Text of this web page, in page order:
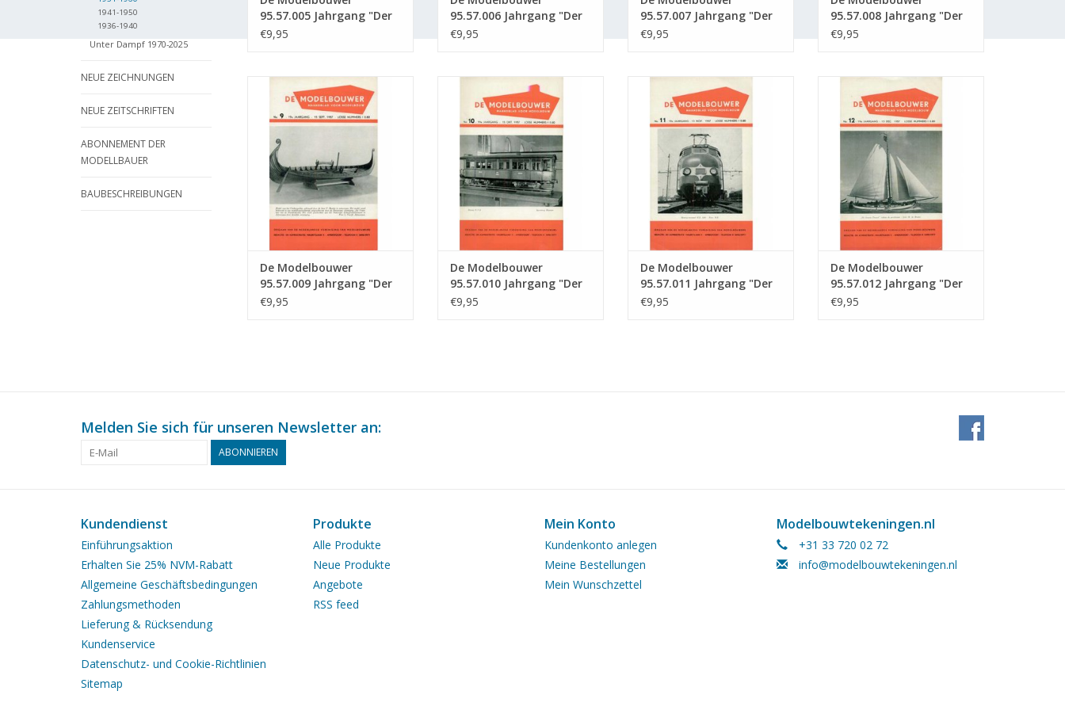
1941-1950
1936-1940
Unter Dampf 1970-2025
NEUE ZEICHNUNGEN
NEUE ZEITSCHRIFTEN
ABONNEMENT DER
MODELLBAUER
BAUBESCHREIBUNGEN
95.57.005 Jahrgang "Der
Modellbauer" Ausgabe :
€9,95
95.57.006 Jahrgang "Der
Modellbauer" Ausgabe :
€9,95
95.57.007 Jahrgang "Der
Modellbauer" Ausgabe :
€9,95
95.57.008 Jahrgang "Der
Modellbauer" Ausgabe :
€9,95
De Modelbouwer 95.57.009
Jahrgang "Der Modellbauer"
Ausgabe : 57.009 (PDF)
ZUM WARENKORB HINZUFÜGEN
De Modelbouwer
95.57.009 Jahrgang "Der
Modellbauer" Ausgabe :
€9,95
De Modelbouwer 95.57.010
Jahrgang "Der Modellbauer"
Ausgabe : 57.010 (PDF)
ZUM WARENKORB HINZUFÜGEN
De Modelbouwer
95.57.010 Jahrgang "Der
Modellbauer" Ausgabe :
€9,95
De Modelbouwer 95.57.011
Jahrgang "Der Modellbauer"
Ausgabe : 57.011 (PDF)
ZUM WARENKORB HINZUFÜGEN
De Modelbouwer
95.57.011 Jahrgang "Der
Modellbauer" Ausgabe :
€9,95
Jahrgang "Der Modellbauer"
Ausgabe : 57.012 (PDF)
ZUM WARENKORB HINZUFÜGEN
De Modelbouwer
95.57.012 Jahrgang "Der
Modellbauer" Ausgabe :
€9,95
Melden Sie sich für unseren Newsletter an:
ABONNIEREN
Kundendienst
Einführungsaktion
Erhalten Sie 25% NVM-Rabatt
Allgemeine Geschäftsbedingungen
Zahlungsmethoden
Lieferung & Rücksendung
Kundenservice
Datenschutz- und Cookie-Richtlinien
Sitemap
Produkte
Alle Produkte
Neue Produkte
Angebote
RSS feed
Mein Konto
Kundenkonto anlegen
Meine Bestellungen
Mein Wunschzettel
Modelbouwtekeningen.nl
+31 33 720 02 72
info@modelbouwtekeningen.nl